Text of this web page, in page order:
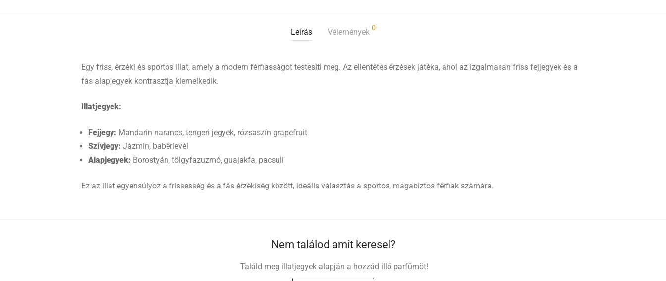
Leírás Vélemények 0
Egy friss, érzéki és sportos illat, amely a modern férfiasságot testesíti meg. Az ellentétes érzések játéka, ahol az izgalmasan friss fejjegyek és a
fás alapjegyek kontrasztja kiemelkedik.
Illatjegyek:
Fejjegy: Mandarin narancs, tengeri jegyek, rózsaszín grapefruit
Szívjegy: Jázmin, babérlevél
Alapjegyek: Borostyán, tölgyfazuzmó, guajakfa, pacsuli
Ez az illat egyensúlyoz a frissesség és a fás érzékiség között, ideális választás a sportos, magabiztos férfiak számára.
Nem találod amit keresel?
Találd meg illatjegyek alapján a hozzád illő parfümöt!